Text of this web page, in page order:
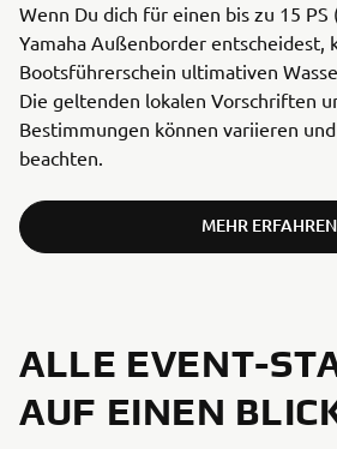
Wenn Du dich für einen bis zu 15 PS
Yamaha Außenborder entscheidest,
Bootsführerschein ultimativen
Die geltenden lokalen Vorschriften
Bestimmungen können variieren
beachten.
MEHR ERFAHREN
ALLE EVENT-
AUF EINEN